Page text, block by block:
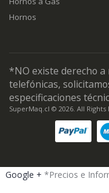
Hornos
*NO existe derecho
telefónicas,
especificaciones
SuperMaq.cl © 2026. All Rights
Google + *Precios e